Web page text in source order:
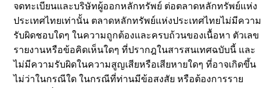
จดทะเบียนและบริษัทผู้ออกหลักทรัพย์ ต่อตลาดหลักทรัพย์แห่ง
ประเทศไทยเท่านั้น ตลาดหลักทรัพย์แห่งประเทศไทยไม่มีความ
รับผิดชอบใดๆ ในความถูกต้องและครบถ้วนของเนื้อหา ตัวเลข
รายงานหรือข้อคิดเห็นใดๆ ที่ปรากฎในสารสนเทศฉบับนี้ และ
ไม่มีความรับผิดในความสูญเสียหรือเสียหายใดๆ ที่อาจเกิดขึ้น
ไม่ว่าในกรณีใด ในกรณีที่ท่านมีข้อสงสัย หรือต้องการราย